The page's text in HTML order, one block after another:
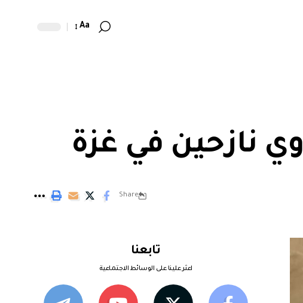
Aa
نازحين في غزة
Share
تابعنا
اعثر علينا على الوسائط الاجتماعية